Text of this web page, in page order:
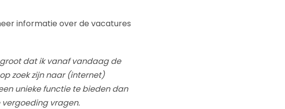
informatie over de vacatures
dat ik vanaf vandaag de
zoek zijn naar (internet)
unieke functie te bieden dan
vragen.